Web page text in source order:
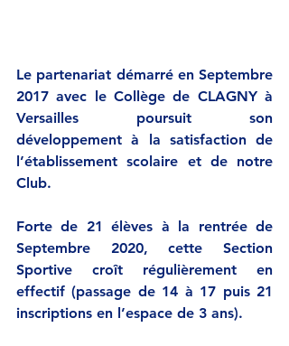
Le partenariat démarré en Septembre
2017 avec le Collège de CLAGNY à
Versailles poursuit son
développement à la satisfaction de
l’établissement scolaire et de notre
Club.
Forte de 21 élèves à la rentrée de
Septembre 2020, cette Section
Sportive croît régulièrement en
effectif (passage de 14 à 17 puis 21
inscriptions en l’espace de 3 ans).